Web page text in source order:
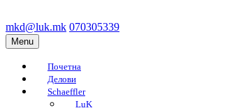
to
content
Skip
mkd@luk.mkmkd@luk.mk
070305339070305339
MenuMenu
Почетна
Делови
Schaeffler
LuK